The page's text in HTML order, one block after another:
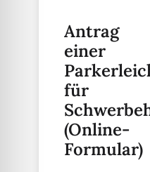
Antrag
einer
für
(Online-
Formular)